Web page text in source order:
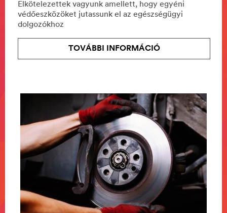
Elkötelezettek vagyunk amellett, hogy egyéni
védőeszközöket jutassunk el az egészségügyi
dolgozókhoz
TOVÁBBI INFORMÁCIÓ